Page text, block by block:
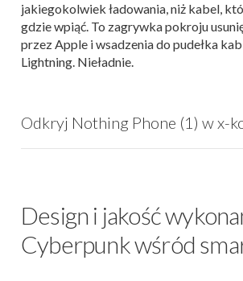
jakiegokolwiek ładowania, niż kabel,
gdzie wpiąć. To zagrywka pokroju
przez Apple i wsadzenia do pudełka
Lightning. Nieładnie.
Odkryj Nothing Phone (1) w x-
Design i jakość
Cyberpunk wśród